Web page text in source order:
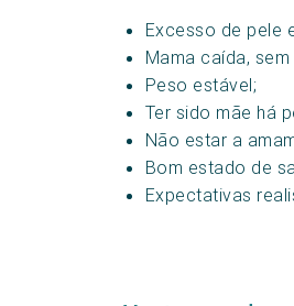
Excesso de pele
Mama caída,
Peso estável;
Ter sido mãe há
Não estar a
Bom estado de
Expectativas